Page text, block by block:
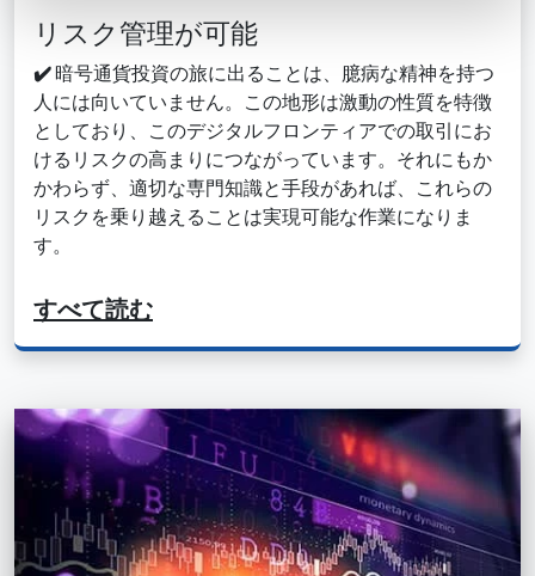
リスク管理が可能
✔️暗号通貨投資の旅に出ることは、臆病な精神を持つ
人には向いていません。この地形は激動の性質を特徴
としており、このデジタルフロンティアでの取引にお
けるリスクの高まりにつながっています。それにもか
かわらず、適切な専門知識と手段があれば、これらの
リスクを乗り越えることは実現可能な作業になりま
す。
すべて読む